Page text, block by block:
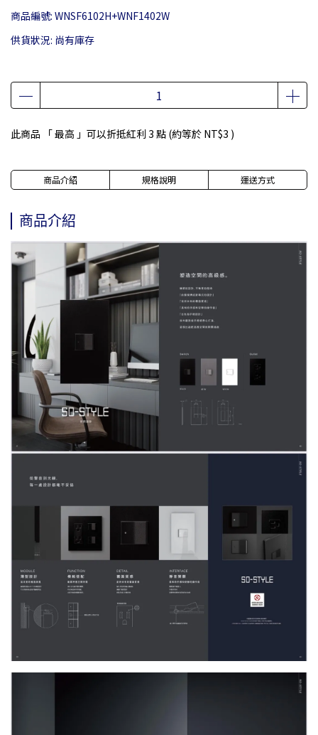
商品編號: WNSF6102H+WNF1402W
供貨狀況: 尚有庫存
此商品 「 最高 」可以折抵紅利 3 點 (約等於 NT$3 )
商品介紹 規格說明 運送方式
商品介紹